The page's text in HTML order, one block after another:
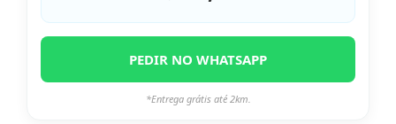
PEDIR NO WHATSAPP
*Entrega grátis até 2km.